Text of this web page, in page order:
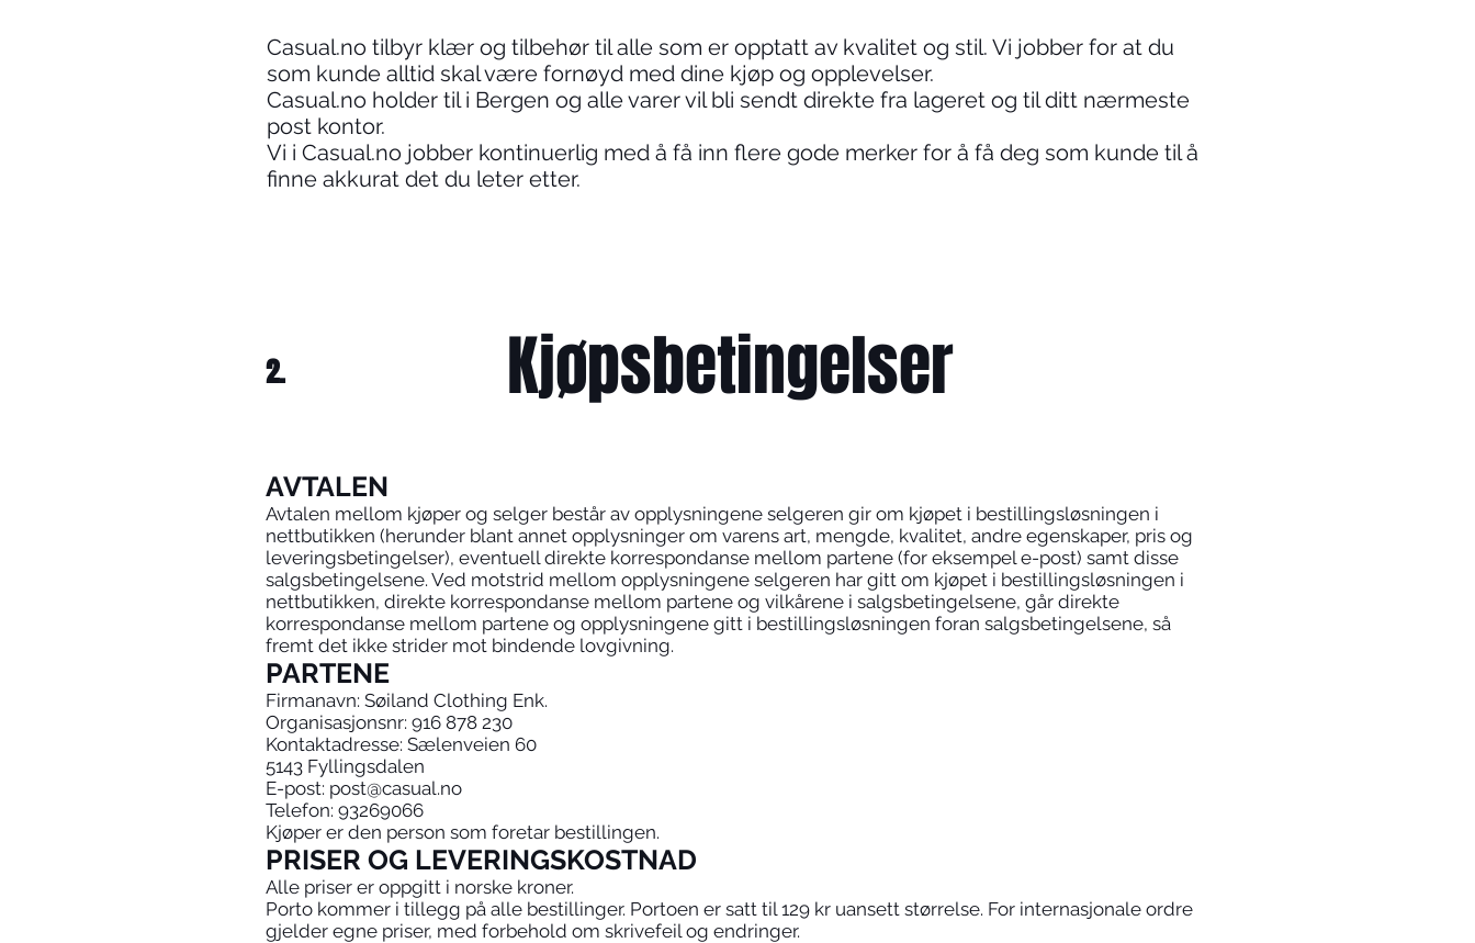
Casual.no tilbyr klær og tilbehør til alle som er opptatt av kvalitet og stil. Vi jobber for at du
som kunde alltid skal være fornøyd med dine kjøp og opplevelser.
Casual.no holder til i Bergen og alle varer vil bli sendt direkte fra lageret og til ditt nærmeste
post kontor.
Vi i Casual.no jobber kontinuerlig med å få inn flere gode merker for å få deg som kunde til å
finne akkurat det du leter etter.
Kjøpsbetingelser
2.
AVTALEN
Avtalen mellom kjøper og selger består av opplysningene selgeren gir om kjøpet i bestillingsløsningen i
nettbutikken (herunder blant annet opplysninger om varens art, mengde, kvalitet, andre egenskaper, pris og
leveringsbetingelser), eventuell direkte korrespondanse mellom partene (for eksempel e-post) samt disse
salgsbetingelsene. Ved motstrid mellom opplysningene selgeren har gitt om kjøpet i bestillingsløsningen i
nettbutikken, direkte korrespondanse mellom partene og vilkårene i salgsbetingelsene, går direkte
korrespondanse mellom partene og opplysningene gitt i bestillingsløsningen foran salgsbetingelsene, så
fremt det ikke strider mot bindende lovgivning.
PARTENE
Firmanavn: Søiland Clothing Enk.
Organisasjonsnr: 916 878 230
Kontaktadresse: Sælenveien 60
5143 Fyllingsdalen
E-post: post@casual.no
Telefon: 93269066
Kjøper er den person som foretar bestillingen.
PRISER OG LEVERINGSKOSTNAD
Alle priser er oppgitt i norske kroner.
Porto kommer i tillegg på alle bestillinger. Portoen er satt til 129 kr uansett størrelse. For internasjonale ordre
gjelder egne priser, med forbehold om skrivefeil og endringer.